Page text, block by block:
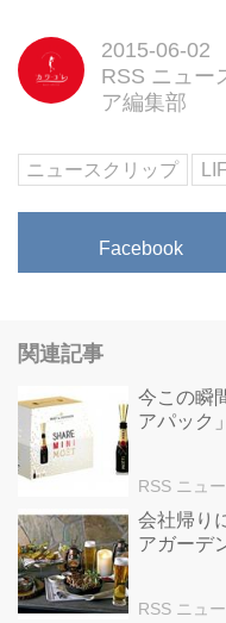
2015-06-02
RSS ニュー
ア編集部
ニュースクリップ
Facebook
関連記事
今この瞬
アパック」
RSS ニュ
会社帰り
アガーデ
RSS ニュ